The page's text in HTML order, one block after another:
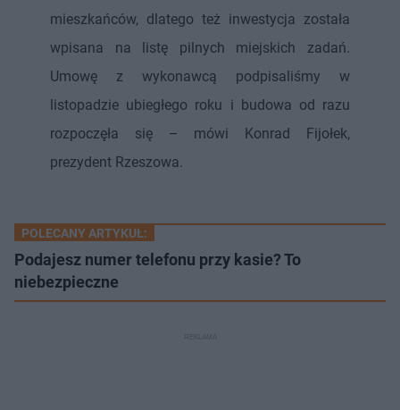
mieszkańców, dlatego też inwestycja została
wpisana na listę pilnych miejskich zadań.
Umowę z wykonawcą podpisaliśmy w
listopadzie ubiegłego roku i budowa od razu
rozpoczęła się – mówi Konrad Fijołek,
prezydent Rzeszowa.
POLECANY ARTYKUŁ:
Podajesz numer telefonu przy kasie? To
niebezpieczne